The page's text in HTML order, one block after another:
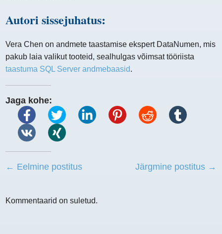
Autori sissejuhatus:
Vera Chen on andmete taastamise ekspert DataNumen, mis
pakub laia valikut tooteid, sealhulgas võimsat tööriista
taastuma SQL Server andmebaasid.
Jaga kohe:
← Eelmine postitus Järgmine postitus →
Kommentaarid on suletud.